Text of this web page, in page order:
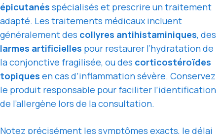
épicutanés spécialisés et prescrire un traitement
adapté. Les traitements médicaux incluent
généralement des collyres antihistaminiques, des
larmes artificielles pour restaurer l’hydratation de
la conjonctive fragilisée, ou des corticostéroïdes
topiques en cas d’inflammation sévère. Conservez
le produit responsable pour faciliter l’identification
de l’allergène lors de la consultation.
Notez précisément les symptômes exacts, le délai